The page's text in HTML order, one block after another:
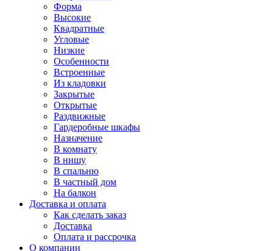
Форма
Высокие
Квадратные
Угловые
Низкие
Особенности
Встроенные
Из кладовки
Закрытые
Открытые
Раздвижные
Гардеробные шкафы
Назначение
В комнату
В нишу
В спальню
В частный дом
На балкон
Доставка и оплата
Как сделать заказ
Доставка
Оплата и рассрочка
О компании